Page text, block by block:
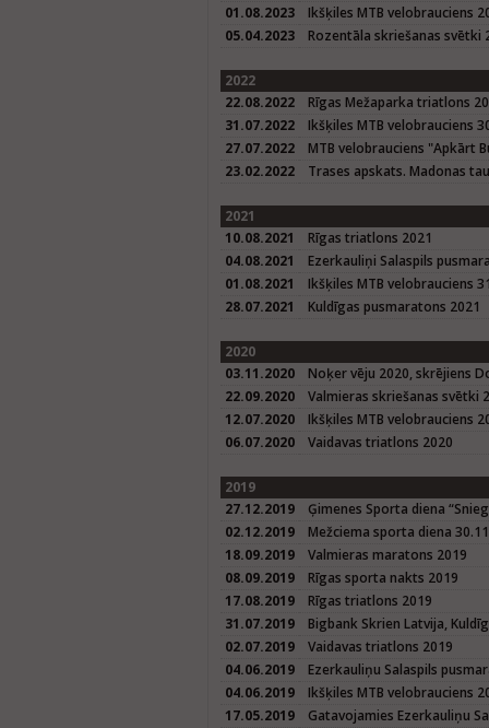
01.08.2023
Ikšķiles MTB velobrauciens
05.04.2023
Rozentāla skriešanas svētki
2022
22.08.2022
Rīgas Mežaparka triatlons
31.07.2022
Ikšķiles MTB velobrauciens
27.07.2022
MTB velobrauciens "Apkārt
23.02.2022
Trases apskats. Madonas
2021
10.08.2021
Rīgas triatlons 2021
04.08.2021
Ezerkauliņi Salaspils
01.08.2021
Ikšķiles MTB velobrauciens
28.07.2021
Kuldīgas pusmaratons 2021
2020
03.11.2020
Noķer vēju 2020, skrējiens
22.09.2020
Valmieras skriešanas svētki
12.07.2020
Ikšķiles MTB velobrauciens
06.07.2020
Vaidavas triatlons 2020
2019
27.12.2019
Ģimenes Sporta diena
02.12.2019
Mežciema sporta diena
18.09.2019
Valmieras maratons 2019
08.09.2019
Rīgas sporta nakts 2019
17.08.2019
Rīgas triatlons 2019
31.07.2019
Bigbank Skrien Latvija,
02.07.2019
Vaidavas triatlons 2019
04.06.2019
Ezerkauliņu Salaspils
04.06.2019
Ikšķiles MTB velobrauciens
17.05.2019
Gatavojamies Ezerkauliņu